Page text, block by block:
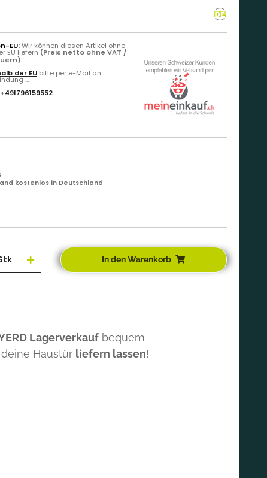
EU:Wir können diesen Artikel ohne
EU liefern (Preis netto ohne VAT /
.
der EU bitte per e-Mail an
...
+491796159552
kostenlos in Deutschland
In den Warenkorb
Lagerverkauf bequem
Haustür liefern lassen!